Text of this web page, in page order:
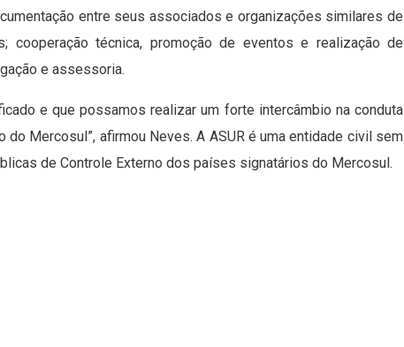
entre seus associados e organizações similares de
cooperação técnica, promoção de eventos e realização de
e assessoria.
e que possamos realizar um forte intercâmbio na conduta
Mercosul”, afirmou Neves. A ASUR é uma entidade civil sem
de Controle Externo dos países signatários do Mercosul.